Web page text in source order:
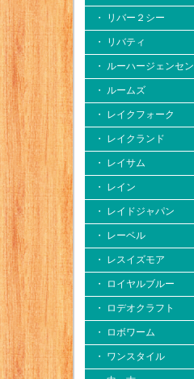
・ リバー２シー
・ リバティ
・ ルーハージェンセン
・ ルームズ
・ レイクフォーク
・ レイクランド
・ レイサム
・ レイン
・ レイドジャパン
・ レーベル
・ レスイズモア
・ ロイヤルブルー
・ ロデオクラフト
・ ロボワーム
・ ワンスタイル